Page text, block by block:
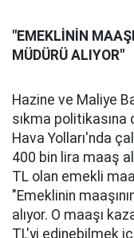
"EMEKLİNİN
MÜDÜRÜ ALIYOR"
Hazine ve Maliye
sıkma politikasına
Hava Yolları'nda
400 bin lira maaş
TL olan emekli
"Emeklinin
alıyor. O maaşı
TL'yi edinebilmek